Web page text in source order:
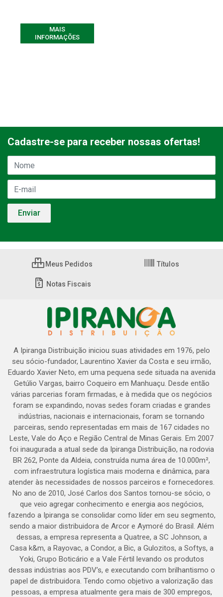
MAIS
INFORMAÇÕES
Cadastre-se para receber nossas ofertas!
Meus Pedidos Títulos
Notas Fiscais
A Ipiranga Distribuição iniciou suas atividades em 1976, pelo
seu sócio-fundador, Laurentino Xavier da Costa e seu irmão,
Eduardo Xavier Neto, em uma pequena sede situada na avenida
Getúlio Vargas, bairro Coqueiro em Manhuaçu. Desde então
várias parcerias foram firmadas, e à medida que os negócios
foram se expandindo, novas sedes foram criadas e grandes
indústrias, nacionais e internacionais, foram se tornando
parceiras, sendo representadas em mais de 167 cidades no
Leste, Vale do Aço e Região Central de Minas Gerais. Em 2007
foi inaugurada a atual sede da Ipiranga Distribuição, na rodovia
BR 262, Ponte da Aldeia, construída numa área de 10.000m²,
com infraestrutura logística mais moderna e dinâmica, para
atender às necessidades de nossos parceiros e fornecedores.
No ano de 2010, José Carlos dos Santos tornou-se sócio, o
que veio agregar conhecimento e energia aos negócios,
fazendo a Ipiranga se consolidar como líder em seu segmento,
sendo a maior distribuidora de Arcor e Aymoré do Brasil. Além
dessas, a empresa representa a Quatree, a SC Johnson, a
Casa k&m, a Rayovac, a Condor, a Bic, a Gulozitos, a Softys, a
Yoki, Grupo Boticário e a Vale Fértil levando os produtos
dessas indústrias aos PDV’s, e executando com brilhantismo o
papel de distribuidora. Tendo como objetivo a valorização das
pessoas, a empresa atualmente gera mais de 300 empregos,